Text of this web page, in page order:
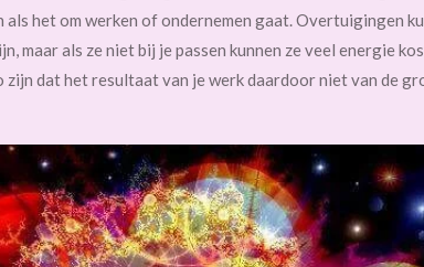
als het om werken of ondernemen gaat. Overtuigingen
maar als ze niet bij je passen kunnen ze veel energie
zijn dat het resultaat van je werk daardoor niet van de